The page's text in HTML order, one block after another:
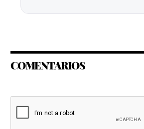
COMENTARIOS